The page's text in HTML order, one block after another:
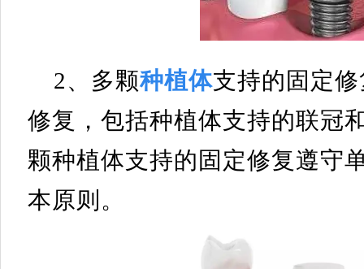
2、多颗种植体支持的固定
修复，包括种植体支持的联冠
颗种植体支持的固定修复遵守
本原则。